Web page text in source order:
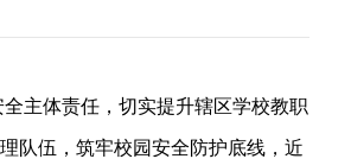
主体责任，切实提升辖区学校教职
队伍，筑牢校园安全防护底线，近